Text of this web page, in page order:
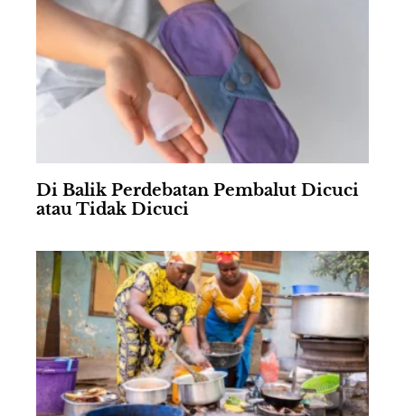
Di Balik Perdebatan Pembalut Dicuci
atau Tidak Dicuci